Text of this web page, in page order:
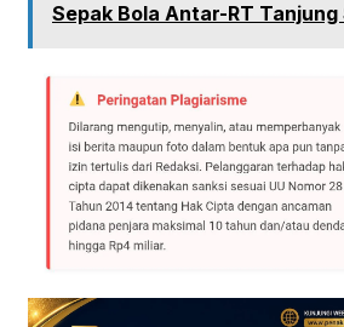
Sepak Bola Antar-RT Tanjung